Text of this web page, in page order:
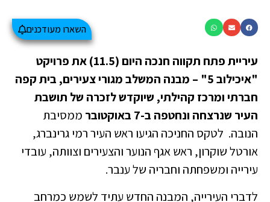
השארו מעודכנים
עיריית פתח תקווה חנכה היום (11.5) את פרויקט
"איכילוב 5" – מבנה המשלב מגורי צעירים, בית קפה
חברתי ומרכז קהילתי, שיוקדש לזכרה של תושבת
העיר שנרצחה ונחטפה ב-7 באוקטובר
ממסיבת
הנובה. לטקס החניכה הגיעו ראש העיר רמי גרינברג,
אורטל שוקרון, ראש אגף הנוער והצעירים וצוותה, עובדי
עירייה ומשפחתה וחבריה של ענבר.
לדברי העירייה, המבנה החדש עתיד לשמש כמרחב